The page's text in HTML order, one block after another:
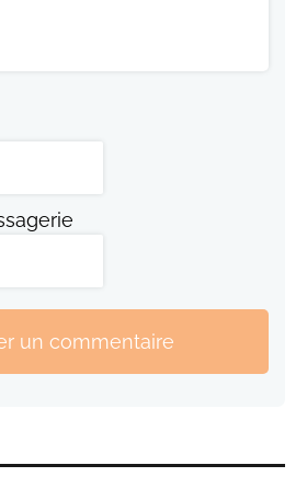
un commentaire